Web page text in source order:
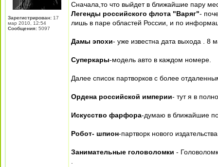
Зарегистрирован: 17
мар 2010, 12:54
Сообщения: 5097
Сначала,то что выйдет в ближайшие пару
Легенды российского флота "Варяг"-
лишь в паре областей России, и по
Дамы эпохи- уже известна дата выхода . 8
Суперкары-модель авто в каждом номере.
Далее список партворков с более
Ордена российской империи- тут я в
Искусство фарфора-думаю в ближайшие
Робот- шпион-партворк нового
Занимательные головоломки -